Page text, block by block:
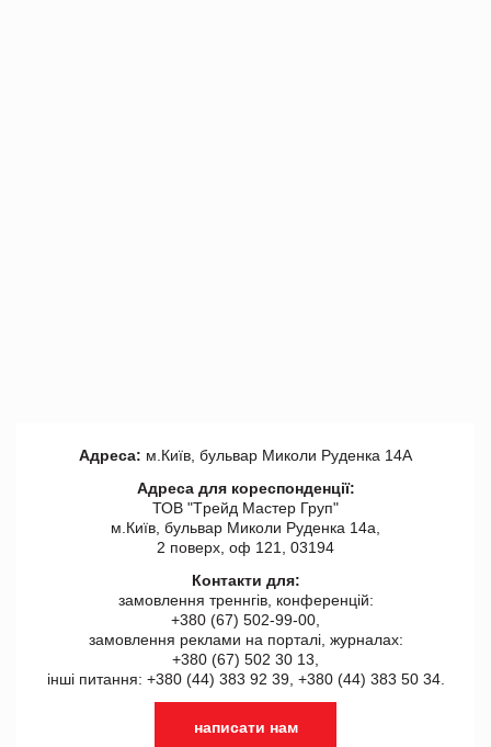
Адреса: м.Київ, бульвар Миколи Руденка 14А
Адреса для кореспонденції:
ТОВ "Tрейд Мастер Груп"
м.Київ, бульвар Миколи Руденка 14а,
2 поверх, оф 121, 03194
Контакти для:
замовлення треннгів, конференцій:
+380 (67) 502-99-00,
замовлення реклами на порталі, журналах:
+380 (67) 502 30 13,
інші питання: +380 (44) 383 92 39, +380 (44) 383 50 34.
написати нам